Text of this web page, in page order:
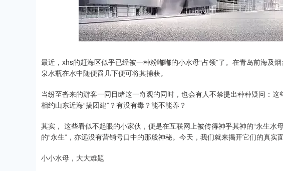
最近，xhs的赶海区似乎已经被一种粉嘟嘟的小水母“占领”了。在青岛前海及
泉水瓶在水中随便舀几下便可将其捕获。
当纷至沓来的游客一同目睹这一奇观的同时，也会有人不禁提出种种疑问：
相约山东近海“搞团建”？有没有毒？能不能养？
其实， 这些看似不起眼的小家伙，便是在互联网上被传得神乎其神的“永生
的“永生”，亦远没有营销号口中的那般神秘。今天，我们就来揭开它们的真实面
小小水母，大大难题